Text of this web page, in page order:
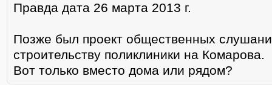
Правда дата 26 марта 2013 г.
Позже был проект общественных
строительству поликлиники на Комарова.
Вот только вместо дома или рядом?